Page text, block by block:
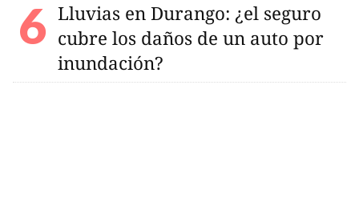
Lluvias en Durango: ¿el seguro
cubre los daños de un auto por
inundación?